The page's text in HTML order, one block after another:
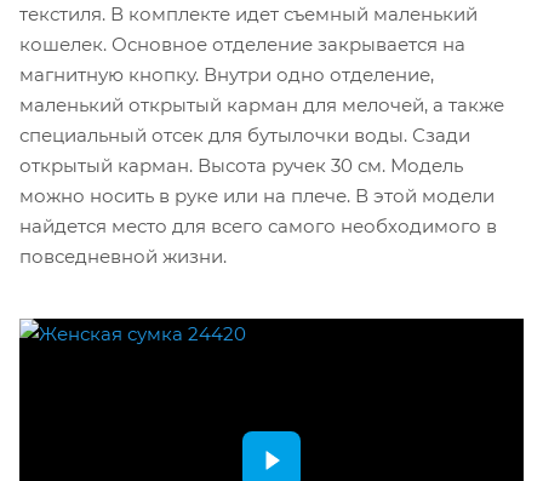
текстиля. В комплекте идет съемный маленький
кошелек. Основное отделение закрывается на
магнитную кнопку. Внутри одно отделение,
маленький открытый карман для мелочей, а также
специальный отсек для бутылочки воды. Сзади
открытый карман. Высота ручек 30 см. Модель
можно носить в руке или на плече. В этой модели
найдется место для всего самого необходимого в
повседневной жизни.